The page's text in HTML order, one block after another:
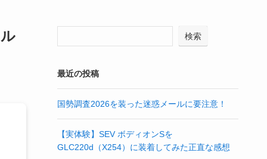
検索
最近の投稿
国勢調査2026を装った迷惑メールに要注意！
【実体験】SEV ボディオンSを
GLC220d（X254）に装着してみた正直な感想